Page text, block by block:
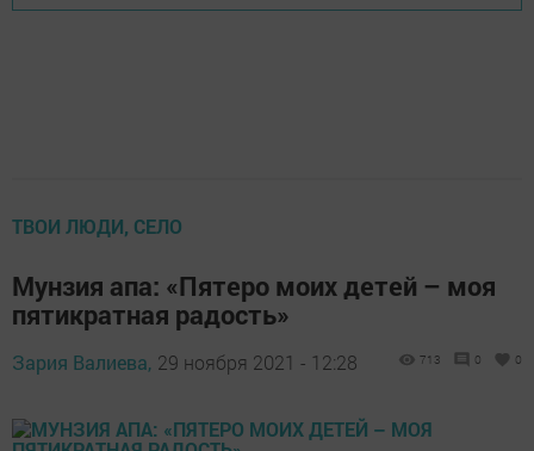
ТВОИ ЛЮДИ, СЕЛО
Мунзия апа: «Пятеро моих детей – моя
пятикратная радость»
Зария Валиева, 29 ноября 2021 - 12:28 713 0 0